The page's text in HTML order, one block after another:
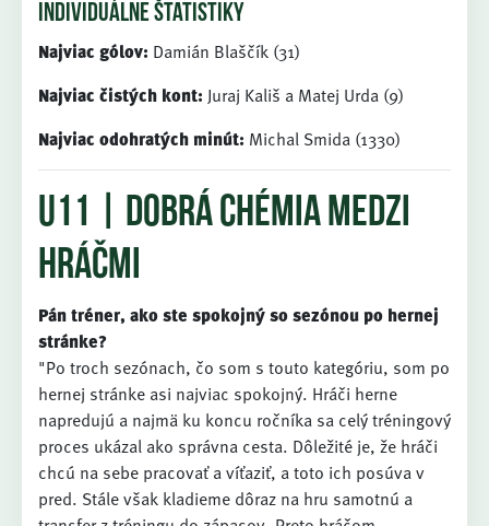
individuálne štatistiky
Najviac gólov: Damián Blaščík (31)
Najviac čistých kont: Juraj Kališ a Matej Urda (9)
Najviac odohratých minút: Michal Smida (1330)
U11 | dobrá chémia medzi
hráčmi
Pán tréner, ako ste spokojný so sezónou po hernej
stránke?
"Po troch sezónach, čo som s touto kategóriu, som po
hernej stránke asi najviac spokojný. Hráči herne
napredujú a najmä ku koncu ročníka sa celý tréningový
proces ukázal ako správna cesta. Dôležité je, že hráči
chcú na sebe pracovať a víťaziť, a toto ich posúva v
pred. Stále však kladieme dôraz na hru samotnú a